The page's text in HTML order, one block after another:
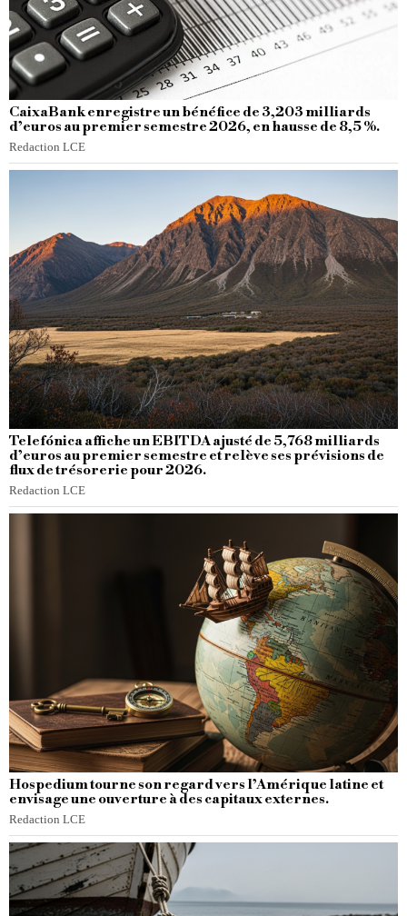
CaixaBank enregistre un bénéfice de 3,203 milliards
d’euros au premier semestre 2026, en hausse de 8,5 %.
Redaction LCE
Telefónica affiche un EBITDA ajusté de 5,768 milliards
d’euros au premier semestre et relève ses prévisions de
flux de trésorerie pour 2026.
Redaction LCE
Hospedium tourne son regard vers l’Amérique latine et
envisage une ouverture à des capitaux externes.
Redaction LCE